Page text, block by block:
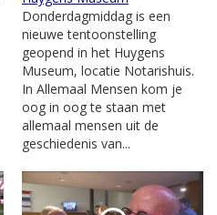
Donderdagmiddag is een
nieuwe tentoonstelling
geopend in het Huygens
Museum, locatie Notarishuis.
In Allemaal Mensen kom je
oog in oog te staan met
allemaal mensen uit de
geschiedenis van...